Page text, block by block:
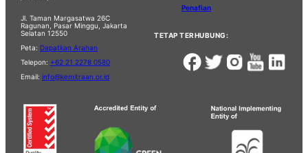
Jl. Taman Margasatwa 26C
Ragunan, Pasar Minggu, Jakarta
Selatan 12550
Peta: Dapatkan Arahan
Telepon: +62 21 2278 0580
Email: info@kemitraan.or.id
Penafian
TETAP TERHUBUNG: